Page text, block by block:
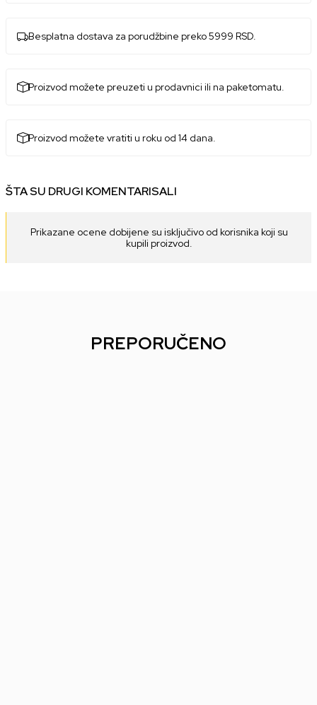
Besplatna dostava za porudžbine preko 5999 RSD.
Proizvod možete preuzeti u prodavnici ili na paketomatu.
Proizvod možete vratiti u roku od 14 dana.
ŠTA SU DRUGI KOMENTARISALI
Prikazane ocene dobijene su isključivo od korisnika koji su
kupili proizvod.
PREPORUČENO